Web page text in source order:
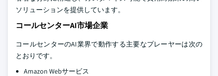
ソリューションを提供しています。
コールセンターAI市場企業
コールセンターのAI業界で動作する主要なプレーヤーは次の
とおりです。
Amazon Webサービス